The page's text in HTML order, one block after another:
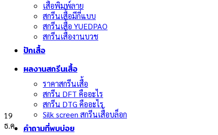
เสื้อพิมพ์ลาย
สกรีนเสื้อมีกี่แบบ
สกรีนเสื้อ YUEDPAO
สกรีนเสื้องานบวช
ปักเสื้อ
ผลงานสกรีนเสื้อ
ราคาสกรีนเสื้อ
สกรีน DFT คืออะไร
สกรีน DTG คืออะไร
Silk screen สกรีนเสื้อบล็อก
คำถามที่พบบ่อย
19
ธ.ค.